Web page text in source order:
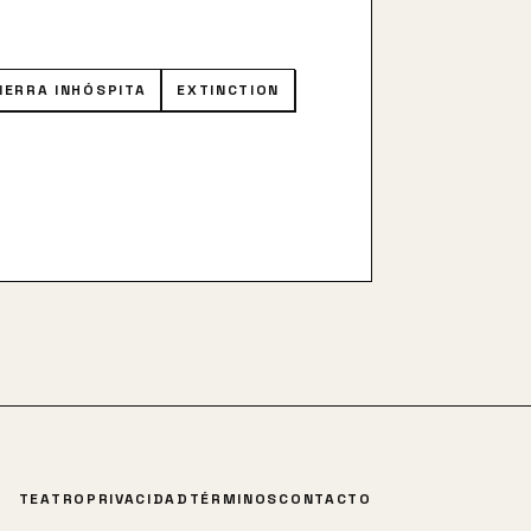
INHÓSPITA EXTINCTION
TEATRO PRIVACIDAD TÉRMINOSCONTACTO